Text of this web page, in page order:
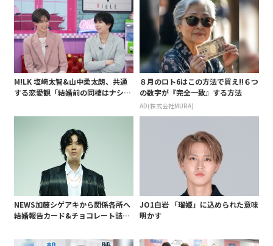
M!LK 塩崎太智&山中柔太朗、共通
する恋愛観「結婚前の同棲はナシ」
８月のロト6はこの方法で買え!!６つ
の数字が『完全一致』する方法
AD(株式会社MURA)
NEWS加藤シゲアキから関係各所へ
結婚報告カード&チョコレート詰め
も添えて
JO1白岩 「瑠姫」に込められた意味
明かす